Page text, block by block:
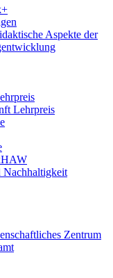
Aspekte der
Lehrpreis
Nachhaltigkeit
Zentrum